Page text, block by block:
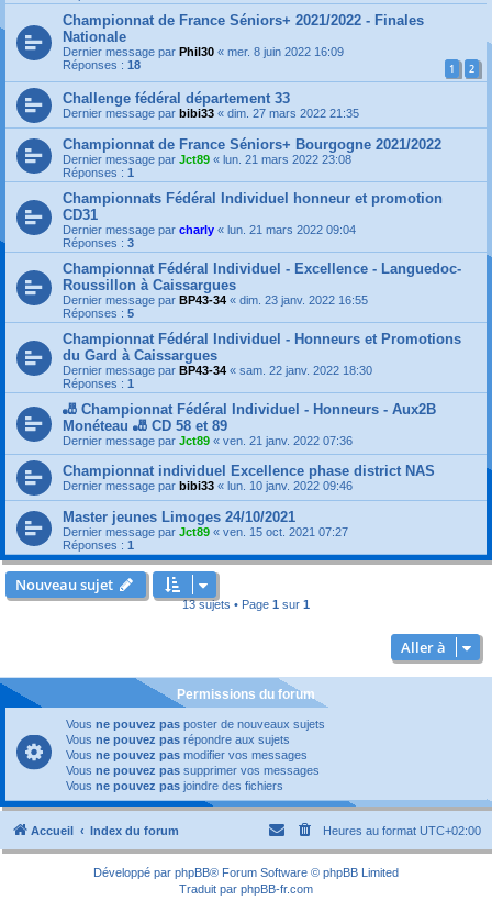
Championnat de France Séniors+ 2021/2022 - Finales
Nationale
Dernier message par Phil30 « mer. 8 juin 2022 16:09
Réponses : 18 1 2
Challenge fédéral département 33
Dernier message par bibi33 « dim. 27 mars 2022 21:35
Championnat de France Séniors+ Bourgogne 2021/2022
Dernier message par Jct89 « lun. 21 mars 2022 23:08
Réponses : 1
Championnats Fédéral Individuel honneur et promotion
CD31
Dernier message par charly « lun. 21 mars 2022 09:04
Réponses : 3
Championnat Fédéral Individuel - Excellence - Languedoc-
Roussillon à Caissargues
Dernier message par BP43-34 « dim. 23 janv. 2022 16:55
Réponses : 5
Championnat Fédéral Individuel - Honneurs et Promotions
du Gard à Caissargues
Dernier message par BP43-34 « sam. 22 janv. 2022 18:30
Réponses : 1
🎳 Championnat Fédéral Individuel - Honneurs - Aux2B
Monéteau 🎳 CD 58 et 89
Dernier message par Jct89 « ven. 21 janv. 2022 07:36
Championnat individuel Excellence phase district NAS
Dernier message par bibi33 « lun. 10 janv. 2022 09:46
Master jeunes Limoges 24/10/2021
Dernier message par Jct89 « ven. 15 oct. 2021 07:27
Réponses : 1
Nouveau sujet
13 sujets • Page 1 sur 1
Aller à
Permissions du forum
Vous ne pouvez pas poster de nouveaux sujets
Vous ne pouvez pas répondre aux sujets
Vous ne pouvez pas modifier vos messages
Vous ne pouvez pas supprimer vos messages
Vous ne pouvez pas joindre des fichiers
Accueil Index du forum Heures au format UTC+02:00
Développé par phpBB® Forum Software © phpBB Limited
Traduit par phpBB-fr.com